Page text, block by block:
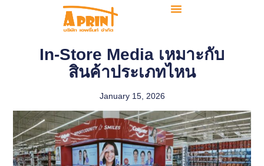
In-Store Media เหมาะกับ
สินค้าประเภทไหน
January 15, 2026